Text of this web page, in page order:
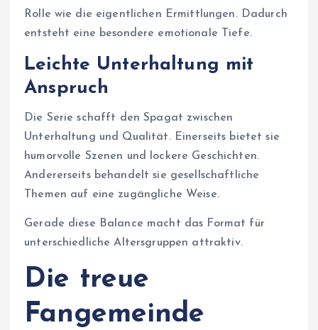
Rolle wie die eigentlichen Ermittlungen. Dadurch
entsteht eine besondere emotionale Tiefe.
Leichte Unterhaltung mit
Anspruch
Die Serie schafft den Spagat zwischen
Unterhaltung und Qualität. Einerseits bietet sie
humorvolle Szenen und lockere Geschichten.
Andererseits behandelt sie gesellschaftliche
Themen auf eine zugängliche Weise.
Gerade diese Balance macht das Format für
unterschiedliche Altersgruppen attraktiv.
Die treue
Fangemeinde